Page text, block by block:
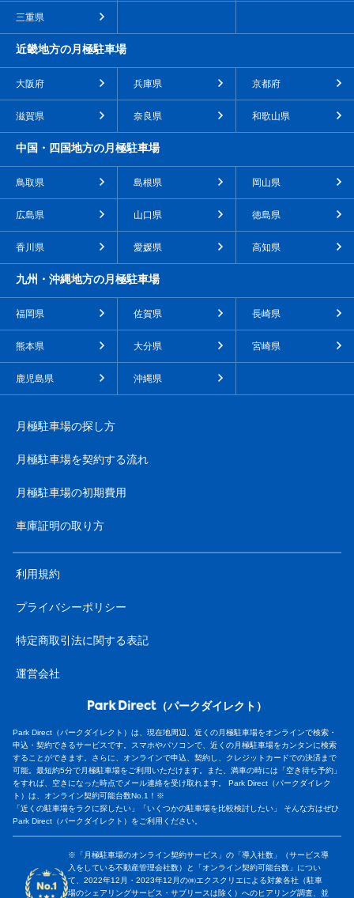
三重県
近畿地方の月極駐車場
大阪府 兵庫県 京都府
滋賀県 奈良県 和歌山県
中国・四国地方の月極駐車場
鳥取県 島根県 岡山県
広島県 山口県 徳島県
香川県 愛媛県 高知県
九州・沖縄地方の月極駐車場
福岡県 佐賀県 長崎県
熊本県 大分県 宮崎県
鹿児島県 沖縄県
月極駐車場の探し方
月極駐車場を契約する流れ
月極駐車場の初期費用
車庫証明の取り方
利用規約
プライバシーポリシー
特定商取引法に関する表記
運営会社
（パークダイレクト）
Park Direct（パークダイレクト）は、現在地周辺、近くの月極駐車場をオンラインで検索・
申込・契約できるサービスです。スマホやパソコンで、近くの月極駐車場をカンタンに検索
することができます。さらに、オンラインで申込、契約し、クレジットカードでの決済まで
可能。最短約5分で月極駐車場をご利用いただけます。また、満車の時には「空き待ち予約」
をすれば、空きになった時点でメール連絡を受け取れます。 Park Direct（パークダイレク
ト）は、オンライン契約可能台数No.1！※
「近くの駐車場をラクに探したい」「いくつかの駐車場を比較検討したい」 そんな方はぜひ
Park Direct（パークダイレクト）をご利用ください。
※「月極駐車場のオンライン契約サービス」の「導入社数」（サービス導
入をしている不動産管理会社数）と「オンライン契約可能台数」につい
て、2022年12月・2023年12月の㈱エクスクリエによる対象各社（駐車
場のシェアリングサービス・サブリースは除く）へのヒアリング調査、並